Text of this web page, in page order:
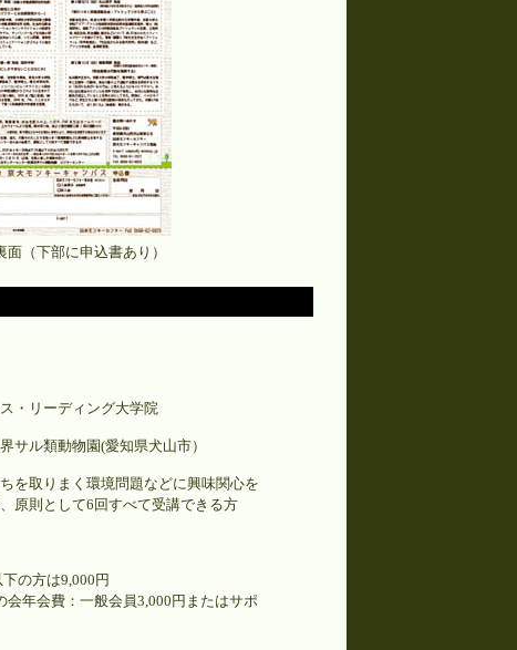
面（下部に申込書あり）
・リーディング大学院
ル類動物園(愛知県犬山市）
を取りまく環境問題などに興味関心を
原則として6回すべて受講できる方
の方は9,000円
会年会費：一般会員3,000円またはサポ